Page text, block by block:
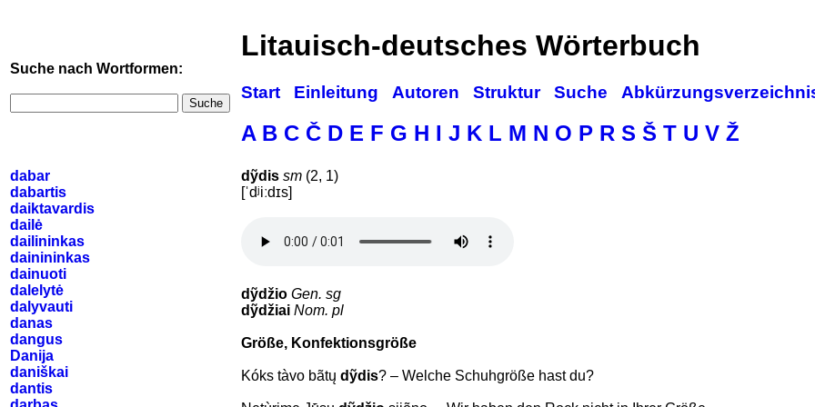
Suche nach Wortformen:
Suche
Litauisch-deutsches Wörterbuch
Start Einleitung Autoren Struktur Suche
A B C Č D E F G H I J K L M N O P R S Š T U V Ž
dabar
dabartis
daiktavardis
dailė
dailininkas
dainininkas
dainuoti
dalelytė
dalyvauti
danas
dangus
Danija
daniškai
dantis
dỹdis sm (2, 1)
[ˈdʲiːdɪs]
dỹdžio Gen. sg
dỹdžiai Nom. pl
Größe, Konfektionsgröße
Kóks tàvo bãtų dỹdis? – Welche Schuhgröße hast du?